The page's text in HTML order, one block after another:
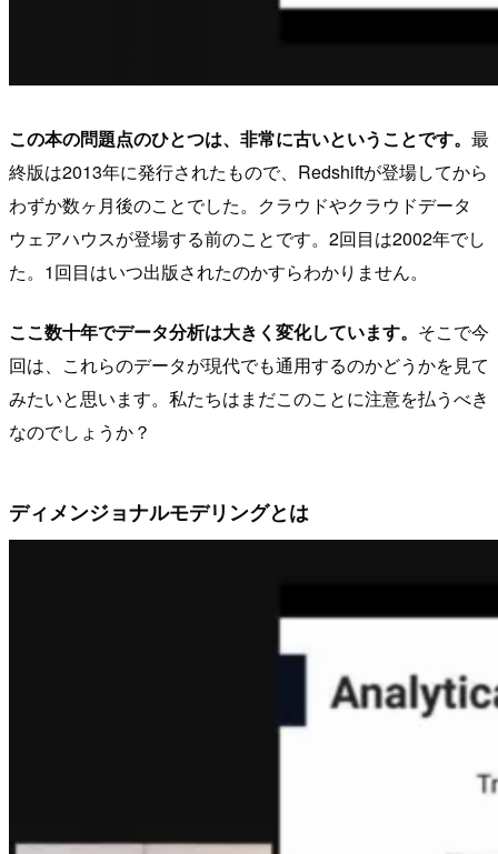
この本の問題点のひとつは、非常に古いということです。 最
終版は2013年に発行されたもので、Redshiftが登場してから
わずか数ヶ月後のことでした。クラウドやクラウドデータ
ウェアハウスが登場する前のことです。2回目は2002年でし
た。1回目はいつ出版されたのかすらわかりません。
ここ数十年でデータ分析は大きく変化しています。 そこで今
回は、これらのデータが現代でも通用するのかどうかを見て
みたいと思います。私たちはまだこのことに注意を払うべき
なのでしょうか？
ディメンジョナルモデリングとは